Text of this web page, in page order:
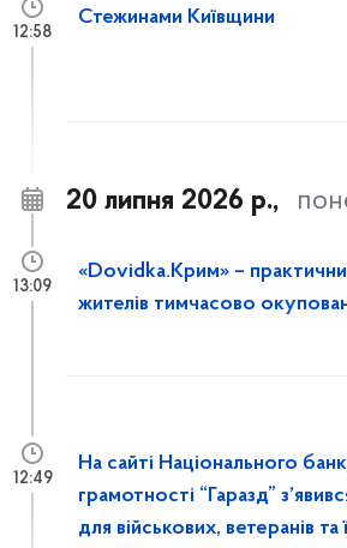
Стежинами Київщини
12:58
20 липня 2026 р.,
«Dovidka.Крим» –
жителів тимчасово
13:09
На сайті Національного
грамотності “Гаразд”
для військових, ветеранів та
12:49